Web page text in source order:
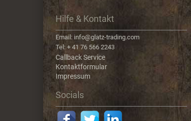
Hilfe & Kontakt
Email: info@glatz-trading.com
Tel: + 41 76 566 2243
Callback Service
Kontaktformular
Impressum
Socials